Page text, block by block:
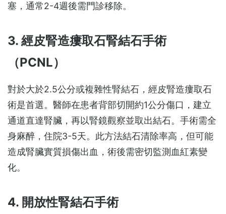
塞，通常2-4週後需門診移除。
3. 經皮腎造瘻取石腎結石手術
（PCNL）
對於大於2.5公分或複雜性腎結石，經皮腎造瘻取石
術是首選。醫師在患者背部切開約1公分傷口，建立
通道直達腎臟，再以腎鏡觀察並取出結石。手術需全
身麻醉，住院3-5天。此方法結石清除率高，但可能
造成腎臟實質損傷出血，術後需密切監測血紅素變
化。
4. 開放性腎結石手術